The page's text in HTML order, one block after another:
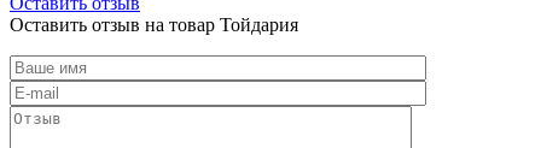
Оставить отзыв на товар Тойдария